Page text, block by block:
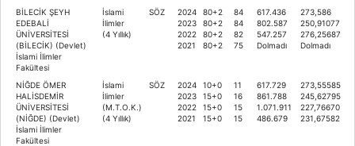
BİLECİK ŞEYH
EDEBALİ
ÜNİVERSİTESİ
(BİLECİK) (Devlet)
İslami İlimler
Fakültesi
İslami
İlimler
(4 Yıllık)
SÖZ
2024
2023
2022
2021
80+2
80+2
80+2
80+2
84
84
82
75
617.436
802.587
547.257
Dolmadı
273,586
250,91077
276,25687
Dolmadı
NİĞDE ÖMER
HALİSDEMİR
ÜNİVERSİTESİ
(NİĞDE) (Devlet)
İslami İlimler
Fakültesi
İslami
İlimler
(M.T.O.K.)
(4 Yıllık)
SÖZ
2024
2023
2022
2021
10+0
15+0
15+0
15+0
11
16
15
15
617.729
861.788
1.071.911
486.679
273,55585
245,62795
227,76670
231,67582